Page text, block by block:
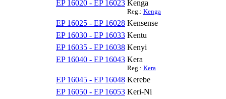
EP 16020 - EP 16023 Kenga
Reg.: Kenga
EP 16025 - EP 16028 Kensense
EP 16030 - EP 16033 Kentu
EP 16035 - EP 16038 Kenyi
EP 16040 - EP 16043 Kera
Reg.: Kera
EP 16045 - EP 16048 Kerebe
EP 16050 - EP 16053 Keri-Ni